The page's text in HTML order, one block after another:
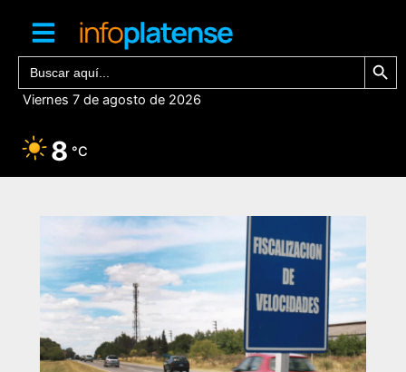
contenido
Buscar: Botón de
Viernes 7 de agosto de 2026
8 °C